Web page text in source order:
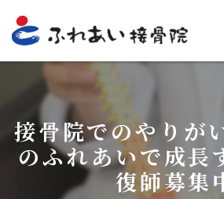
接骨院でのやりが
のふれあいで成長
復師募集